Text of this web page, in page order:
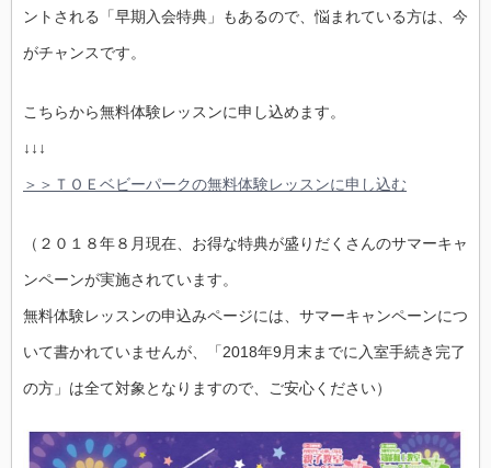
ントされる「早期入会特典」もあるので、悩まれている方は、今
がチャンスです。
こちらから無料体験レッスンに申し込めます。
↓↓↓
＞＞ＴＯＥベビーパークの無料体験レッスンに申し込む
（２０１８年８月現在、お得な特典が盛りだくさんのサマーキャ
ンペーンが実施されています。
無料体験レッスンの申込みページには、サマーキャンペーンにつ
いて書かれていませんが、「2018年9月末までに入室手続き完了
の方」は全て対象となりますので、ご安心ください）